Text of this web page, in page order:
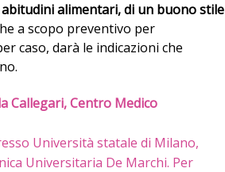
alimentari, di un buono stile
a scopo preventivo per
caso, darà le indicazioni che
Callegari,Centro Medico
Università statale di Milano,
Universitaria De Marchi. Per